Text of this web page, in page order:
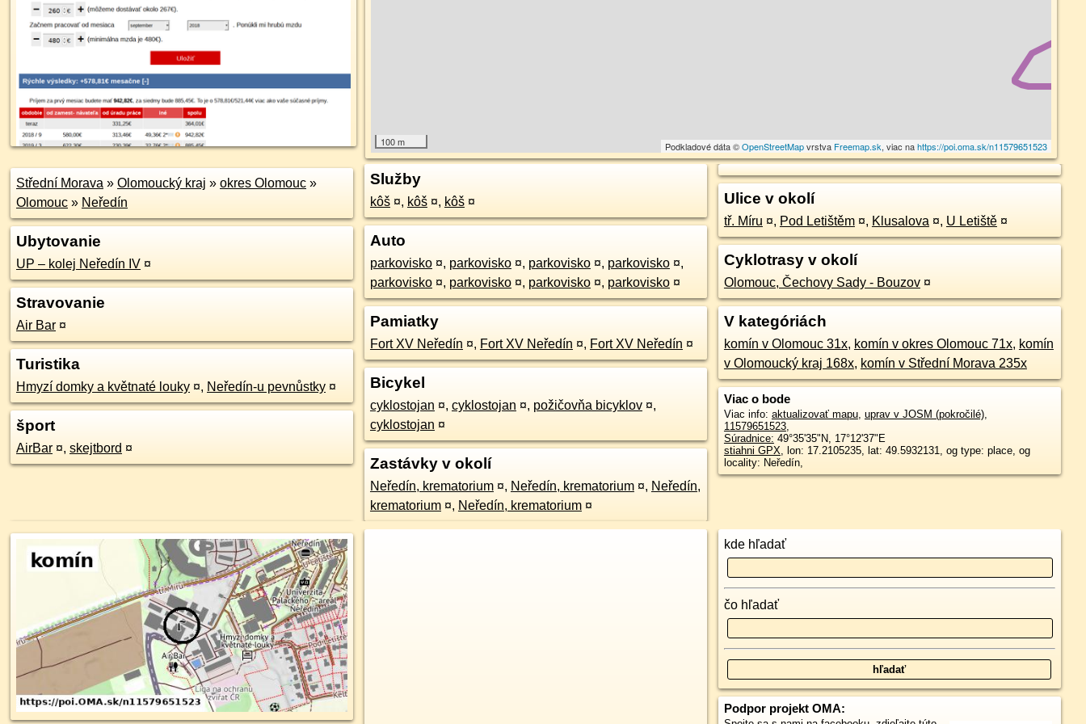
100 m Podkladové dáta ©OpenStreetMapvrstva Freemap.sk, viac nahttps://poi.oma.sk/n11579651523
Střední Morava » Olomoucký kraj » okres Olomouc »
Olomouc » Neředín
Ubytovanie
UP – kolej Neředín IV ¤
Stravovanie
Air Bar ¤
Turistika
Hmyzí domky a květnaté louky ¤, Neředín-u pevnůstky ¤
šport
AirBar ¤, skejtbord ¤
Služby
kôš ¤, kôš ¤, kôš ¤
Auto
parkovisko ¤, parkovisko ¤, parkovisko ¤, parkovisko ¤,
parkovisko ¤, parkovisko ¤, parkovisko ¤, parkovisko ¤
Pamiatky
Fort XV Neředín ¤, Fort XV Neředín ¤, Fort XV Neředín ¤
Bicykel
cyklostojan ¤, cyklostojan ¤, požičovňa bicyklov ¤,
cyklostojan ¤
Zastávky v okolí
Neředín, krematorium ¤, Neředín, krematorium ¤, Neředín,
krematorium ¤, Neředín, krematorium ¤
Ulice v okolí
tř. Míru ¤, Pod Letištěm ¤, Klusalova ¤, U Letiště ¤
Cyklotrasy v okolí
Olomouc, Čechovy Sady - Bouzov ¤
V kategóriách
komín v Olomouc 31x, komín v okres Olomouc 71x, komín
v Olomoucký kraj 168x, komín v Střední Morava 235x
Viac o bode
Viac info: aktualizovať mapu, uprav v JOSM (pokročilé),
11579651523,
Súradnice: 49°35'35"N, 17°12'37"E
stiahni GPX, lon: 17.2105235, lat: 49.5932131, og type: place, og
locality: Neředín,
kde hľadať
čo hľadať
Podpor projekt OMA: